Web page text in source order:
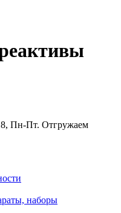
Пн-Пт. Отгружаем
наборы